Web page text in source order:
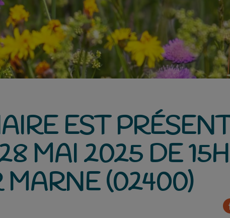
EST
MAI 2025 DE
MARNE (02400)